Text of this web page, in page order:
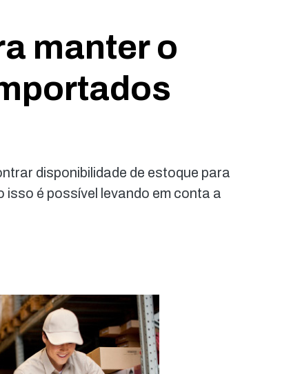
manter o
disponibilidade de estoque para
é possível levando em conta a